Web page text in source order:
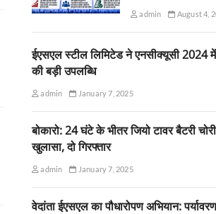
admin August 4,
ईएसएल स्टील लिमिटेड ने एनसीक्यूसी 2024
की बड़ी उपलब्धि
admin January 7, 2025
बोकारो: 24 घंटे के भीतर जियो टावर बैटरी
खुलासा, दो गिरफ्तार
admin January 7, 2025
वेदांता ईएसएल का पौधारोपण अभियान: